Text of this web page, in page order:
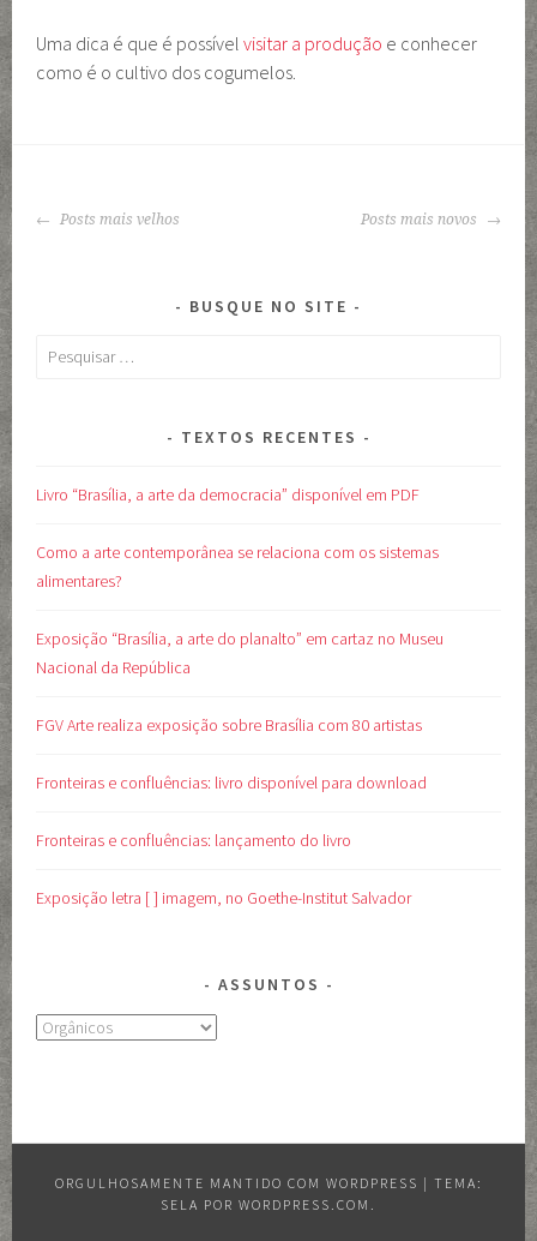
Uma dica é que é possívelvisitar a produção e conhecer
como é o cultivo dos cogumelos.
NAVEGAÇÃO
Posts mais velhos Posts mais novos
BUSQUE NO SITE
Pesquisar
TEXTOS RECENTES
Livro “Brasília, a arte da democracia” disponível em PDF
Como a arte contemporânea se relaciona com os sistemas
alimentares?
Exposição “Brasília, a arte do planalto” em cartaz no Museu
Nacional da República
FGV Arte realiza exposição sobre Brasília com 80 artistas
Fronteiras e confluências: livro disponível para download
Fronteiras e confluências: lançamento do livro
Exposição letra [ ] imagem, no Goethe-Institut Salvador
ASSUNTOS
Assuntos
ORGULHOSAMENTE MANTIDO COM WORDPRESS | TEMA:
SELA POR WORDPRESS.COM